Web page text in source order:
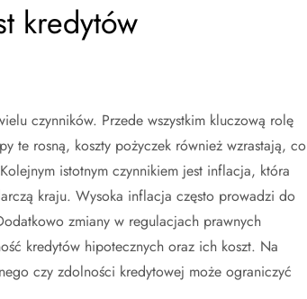
kredytów
czynników. Przede wszystkim kluczową rolę
te rosną, koszty pożyczek również wzrastają, co
istotnym czynnikiem jest inflacja, która
kraju. Wysoka inflacja często prowadzi do
zmiany w regulacjach prawnych
kredytów hipotecznych oraz ich koszt. Na
czy zdolności kredytowej może ograniczyć